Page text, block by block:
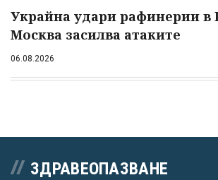
Украйна удари рафинерии в
Москва засилва атаките
06.08.2026
ЗДРАВЕОПАЗВАНЕ